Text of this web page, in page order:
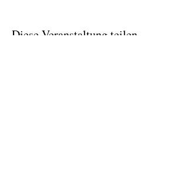
Diese Veranstaltung teilen